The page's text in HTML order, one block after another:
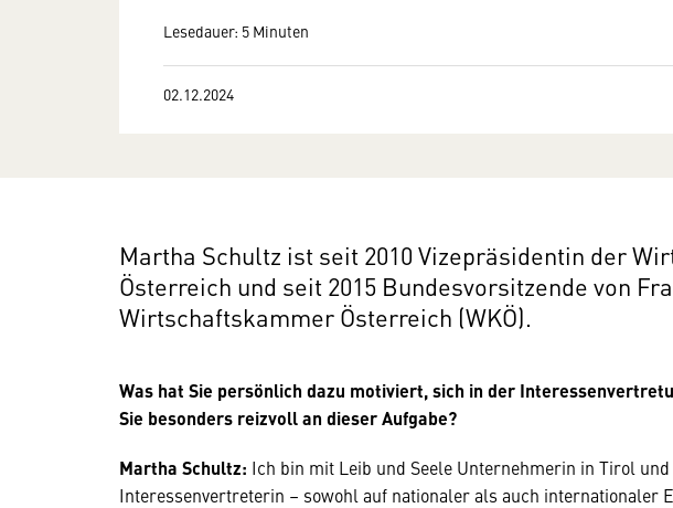
Lesedauer: 5 Minuten
02.12.2024
Martha Schultz ist seit 2010 Vizepräsidentin der
Österreich und seit 2015 Bundesvorsitzende von
Wirtschaftskammer Österreich (WKÖ).
Was hat Sie persönlich dazu motiviert, sich in der
Sie besonders reizvoll an dieser Aufgabe?
Martha Schultz: Ich bin mit Leib und Seele Unternehmerin in Tirol
Interessenvertreterin – sowohl auf nationaler als auch internationaler